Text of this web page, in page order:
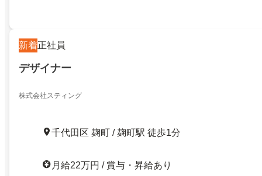
新着正社員
デザイナー
株式会社スティング
千代田区 麹町 / 麹町駅 徒歩1分
月給22万円 / 賞与・昇給あり